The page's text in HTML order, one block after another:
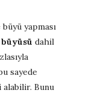
yapması
büyüsü dahil
sayede
Bunu